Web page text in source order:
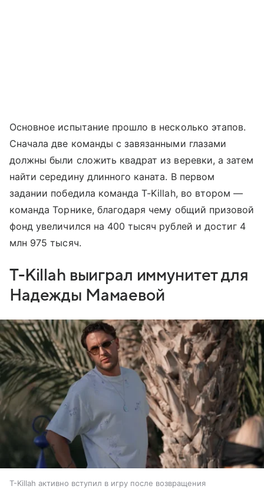
Основное испытание прошло в несколько этапов.
Сначала две команды с завязанными глазами
должны были сложить квадрат из веревки, а затем
найти середину длинного каната. В первом
задании победила команда T-Killah, во втором —
команда Торнике, благодаря чему общий призовой
фонд увеличился на 400 тысяч рублей и достиг 4
млн 975 тысяч.
T-Killah выиграл иммунитет для
Надежды Мамаевой
T-Killah активно вступил в игру после возвращения